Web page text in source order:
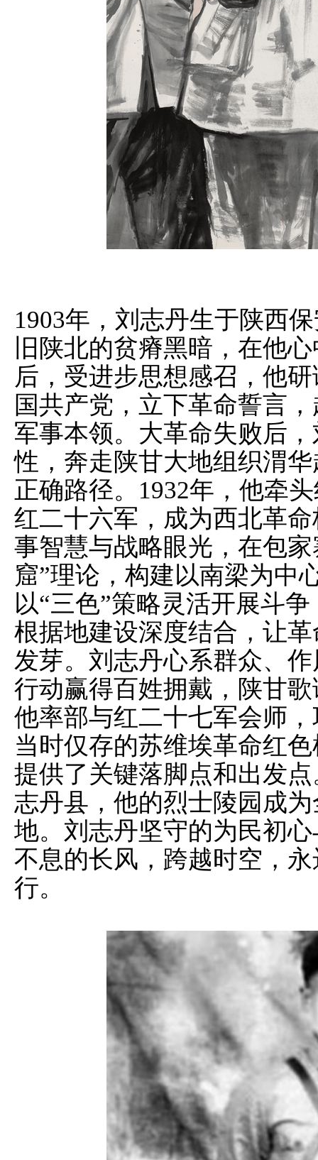
1903年，刘志丹生于陕西
旧陕北的贫瘠黑暗，在他
后，受进步思想感召，他
国共产党，立下革命誓言
军事本领。大革命失败后
性，奔走陕甘大地组织渭
正确路径。1932年，他牵
红二十六军，成为西北革
事智慧与战略眼光，在包
窟”理论，构建以南梁为中
以“三色”策略灵活开展斗
根据地建设深度结合，让
发芽。刘志丹心系群众、
行动赢得百姓拥戴，陕甘
他率部与红二十七军会师
当时仅存的苏维埃革命红
提供了关键落脚点和出发
志丹县，他的烈士陵园成
地。刘志丹坚守的为民初
不息的长风，跨越时空，
行。